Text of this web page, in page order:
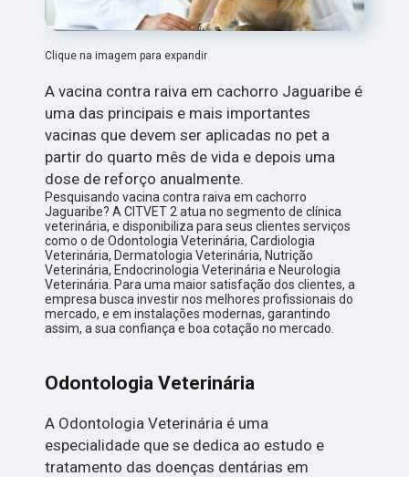
Clique na imagem para expandir
A vacina contra raiva em cachorro Jaguaribe é
uma das principais e mais importantes
vacinas que devem ser aplicadas no pet a
partir do quarto mês de vida e depois uma
dose de reforço anualmente.
Pesquisando vacina contra raiva em cachorro
Jaguaribe? A CITVET 2 atua no segmento de clínica
veterinária, e disponibiliza para seus clientes serviços
como o de Odontologia Veterinária, Cardiologia
Veterinária, Dermatologia Veterinária, Nutrição
Veterinária, Endocrinologia Veterinária e Neurologia
Veterinária. Para uma maior satisfação dos clientes, a
empresa busca investir nos melhores profissionais do
mercado, e em instalações modernas, garantindo
assim, a sua confiança e boa cotação no mercado.
Odontologia Veterinária
A Odontologia Veterinária é uma
especialidade que se dedica ao estudo e
tratamento das doenças dentárias em